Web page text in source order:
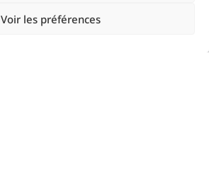
Voir les préférences